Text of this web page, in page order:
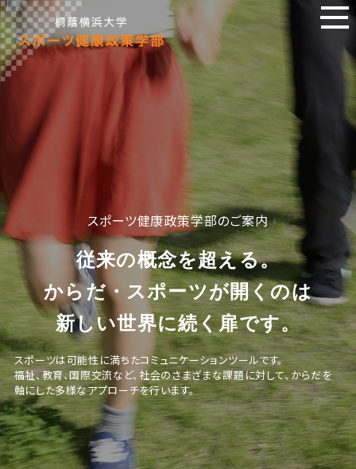
スポーツ健康政策学部のご案内
従来の概念を超える。
からだ・スポーツが開くのは
新しい世界に続く扉です。
スポーツは可能性に満ちたコミュニケーションツールです。
福祉、教育、国際交流など、社会のさまざまな課題に対して、からだを
軸にした多様なアプローチを行います。